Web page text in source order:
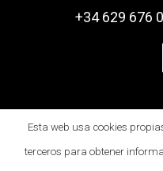
+34 629 676
Esta web usa cookies
terceros para obtener